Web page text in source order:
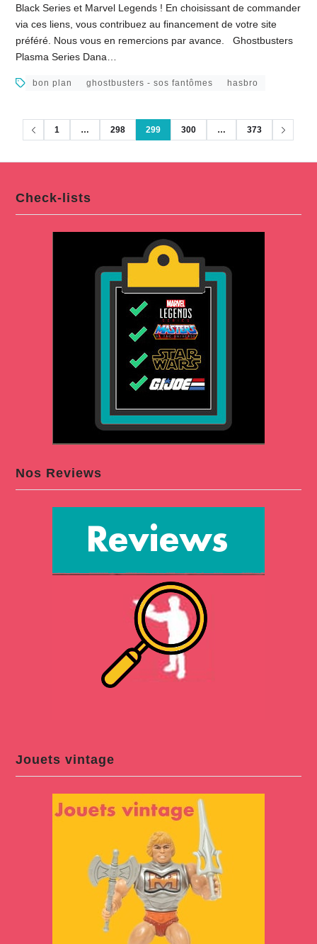
Black Series et Marvel Legends ! En choisissant de commander
via ces liens, vous contribuez au financement de votre site
préféré. Nous vous en remercions par avance. Ghostbusters
Plasma Series Dana…
bon plan ghostbusters - sos fantômes hasbro
1 … 298 299 300 … 373
Check-lists
Nos Reviews
Jouets vintage